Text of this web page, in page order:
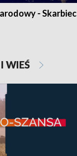
- Skarbiec
WIEŚ